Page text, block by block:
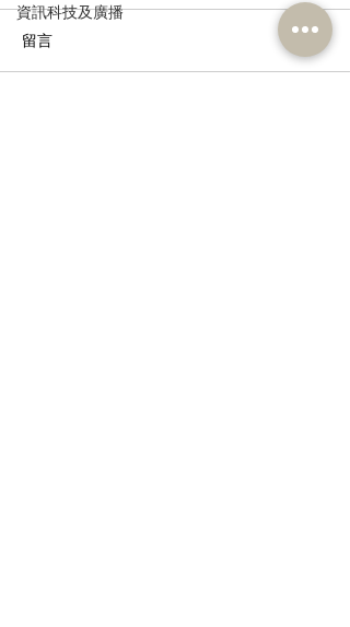
資訊科技及廣播
留言